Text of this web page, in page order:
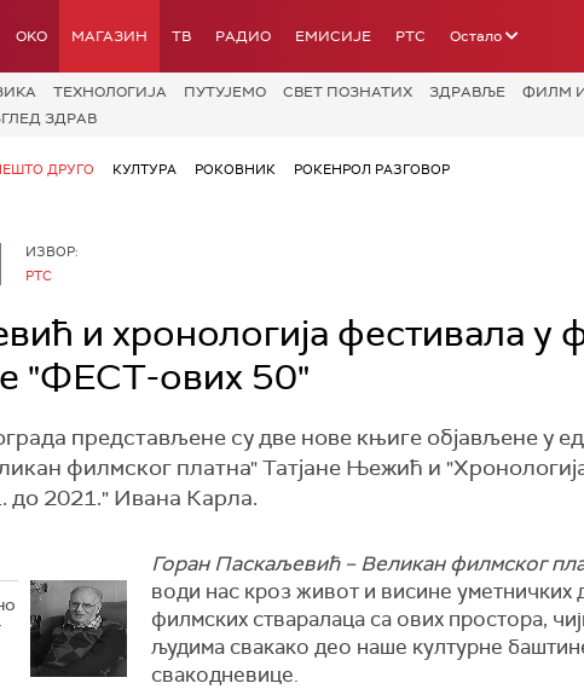
OKO МАГАЗИН ТВ РАДИО ЕМИСИЈЕ РТС Остало
ТЕХНОЛОГИЈA ПУТУЈЕМО СВЕТ ПОЗНАТИХ ЗДРАВЉЕ ФИЛМ
ЗДРАВ
ДРУГО КУЛТУРА РОКОВНИК РОКЕНРОЛ РАЗГОВОР
ИЗВОР:
РТС
и хронологија фестивала у
"ФЕСТ-ових 50"
представљене су две нове књиге објављене у
филмског платна" Татјане Њежић и
до 2021." Ивана Карла.
Горан Паскаљевић – Великан филмског
води нас кроз живот и висине уметничких
филмских стваралаца са ових простора,
људима свакако део наше културне
свакодневице.